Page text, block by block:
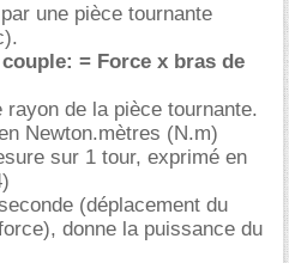
une pièce tournante
couple: = Force x bras de
de la pièce tournante.
Newton.mètres (N.m)
sur 1 tour, exprimé en
(déplacement du
donne la puissance du